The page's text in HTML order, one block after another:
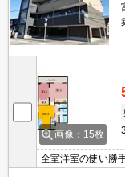
画像：15枚
全室洋室の使い勝
ったりとくつろげ